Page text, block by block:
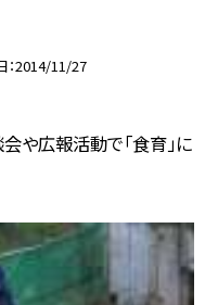
2014/11/27
や広報活動で「食育」に